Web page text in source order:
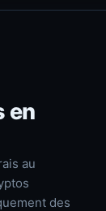
en
au
des